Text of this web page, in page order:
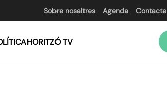
Sobre nosaltres Agenda Contacte
HORITZÓ TV